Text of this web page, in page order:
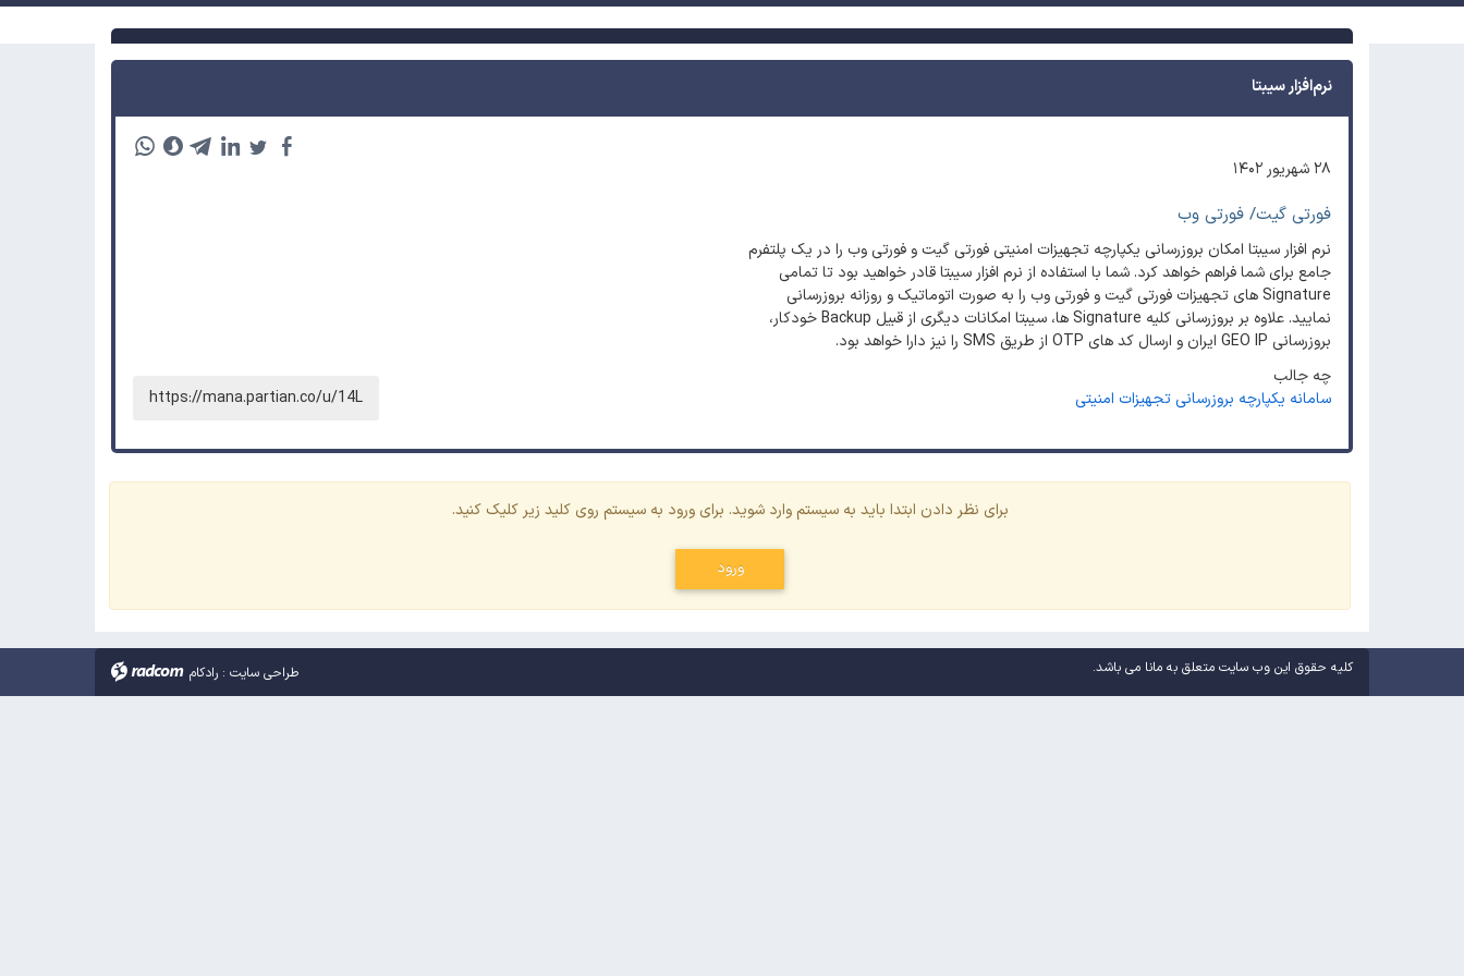
نرم‌افزار سیبتا
۲۸ شهریور ۱۴۰۲
فورتی گیت/ فورتی وب
نرم افزار سیبتا امکان بروزرسانی یکپارچه تجهیزات امنیتی فورتی گیت و فورتی وب را در یک پلتفرم
جامع برای شما فراهم خواهد کرد. شما با استفاده از نرم افزار سیبتا قادر خواهید بود تا تمامی
Signature های تجهیزات فورتی گیت و فورتی وب را به صورت اتوماتیک و روزانه بروزرسانی
نمایید. علاوه بر بروزرسانی کلیه Signature ها، سیبتا امکانات دیگری از قبیل Backup خودکار،
بروزرسانی GEO IP ایران و ارسال کد های OTP از طریق SMS را نیز دارا خواهد بود.
https://mana.partian.co/u/14L
چه جالب
سامانه یکپارچه بروزرسانی تجهیزات امنیتی
برای نظر دادن ابتدا باید به سیستم وارد شوید. برای ورود به سیستم روی کلید زیر کلیک کنید.
ورود
کلیه حقوق این وب سایت متعلق به مانا می باشد. طراحی سایت : رادکام radcom